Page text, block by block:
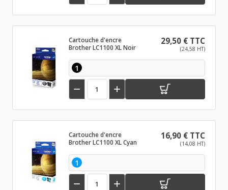
Cartouche d'encre
Brother LC1100 XL Noir
29,50 € TTC
(24,58 HT)
1
 
Cartouche d'encre
Brother LC1100 XL Cyan
16,90 € TTC
(14,08 HT)
1
 